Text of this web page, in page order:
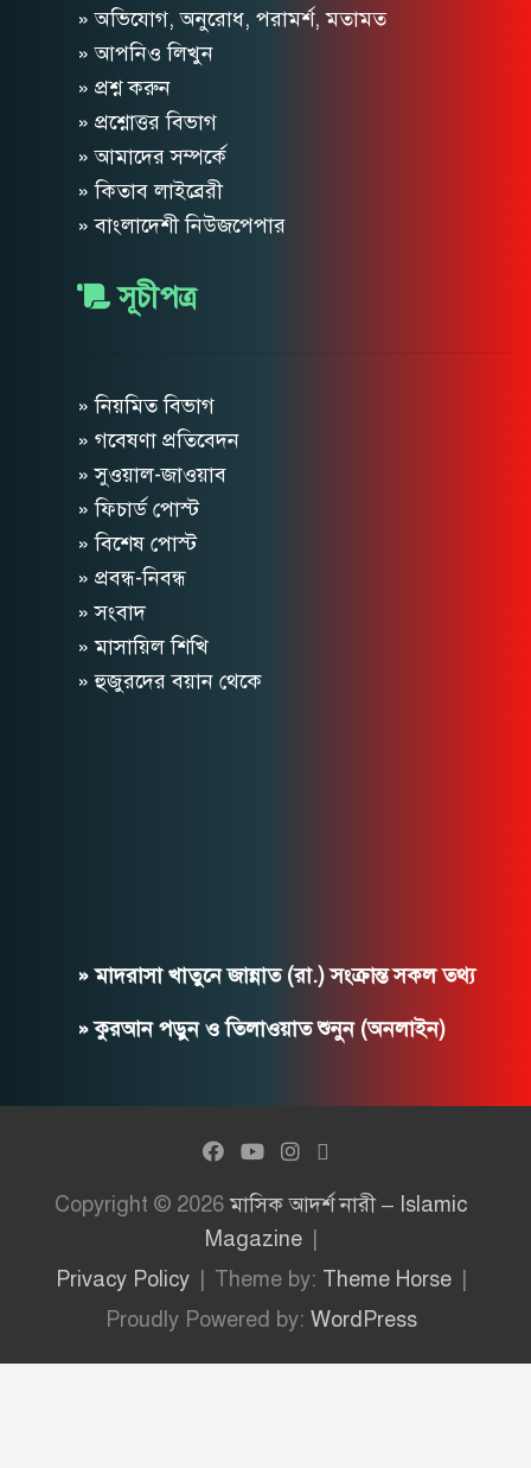
» অভিযোগ, অনুরোধ, পরামর্শ, মতামত
» আপনিও লিখুন
» প্রশ্ন করুন
» প্রশ্নোত্তর বিভাগ
» আমাদের সম্পর্কে
» কিতাব লাইব্রেরী
» বাংলাদেশী নিউজপেপার
সূচীপত্র
» নিয়মিত বিভাগ
» গবেষণা প্রতিবেদন
» সুওয়াল-জাওয়াব
» ফিচার্ড পোস্ট
» বিশেষ পোস্ট
» প্রবন্ধ-নিবন্ধ
» সংবাদ
» মাসায়িল শিখি
» হুজুরদের বয়ান থেকে
» মাদরাসা খাতুনে জান্নাত (রা.) সংক্রান্ত সকল তথ্য
» কুরআন পড়ুন ও তিলাওয়াত শুনুন (অনলাইন)
Copyright © 2026মাসিক আদর্শ নারী – Islamic
Magazine
Privacy Policy
Theme by: Theme Horse
Proudly Powered by: WordPress